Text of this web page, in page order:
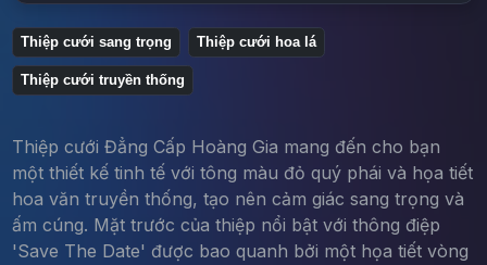
Thiệp cưới sang trọng Thiệp cưới hoa lá
Thiệp cưới truyền thống
Thiệp cưới Đẳng Cấp Hoàng Gia mang đến cho bạn
một thiết kế tinh tế với tông màu đỏ quý phái và họa tiết
hoa văn truyền thống, tạo nên cảm giác sang trọng và
ấm cúng. Mặt trước của thiệp nổi bật với thông điệp
'Save The Date' được bao quanh bởi một họa tiết vòng